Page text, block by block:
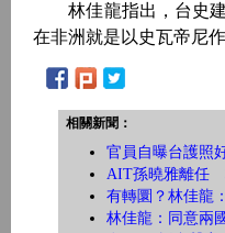
林佳龍指出，台史建
在非洲就是以史瓦帝尼
相關新聞：
官員自曝台護照
AIT孫曉雅離任
有轉圜？林佳龍
林佳龍：同意兩